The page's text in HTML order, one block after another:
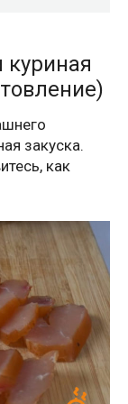
закуска.
как